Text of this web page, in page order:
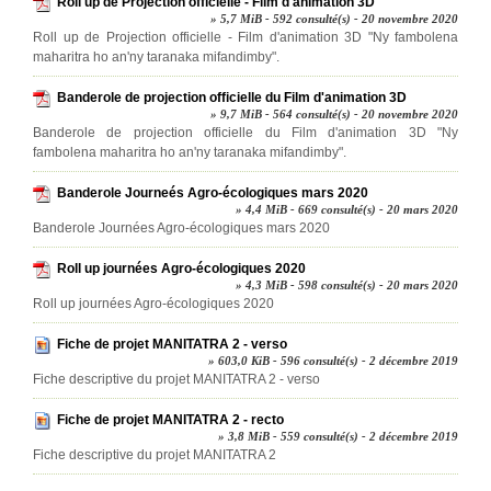
» 5,7 MiB - 592 consulté(s) - 20 novembre 2020
Roll up de Projection officielle - Film d'animation 3D "Ny fambolena
maharitra ho an'ny taranaka mifandimby".
Banderole de projection officielle du Film d'animation 3D
» 9,7 MiB - 564 consulté(s) - 20 novembre 2020
Banderole de projection officielle du Film d'animation 3D "Ny
fambolena maharitra ho an'ny taranaka mifandimby".
Banderole Journeés Agro-écologiques mars 2020
» 4,4 MiB - 669 consulté(s) - 20 mars 2020
Banderole Journées Agro-écologiques mars 2020
Roll up journées Agro-écologiques 2020
» 4,3 MiB - 598 consulté(s) - 20 mars 2020
Roll up journées Agro-écologiques 2020
Fiche de projet MANITATRA 2 - verso
» 603,0 KiB - 596 consulté(s) - 2 décembre 2019
Fiche descriptive du projet MANITATRA 2 - verso
Fiche de projet MANITATRA 2 - recto
» 3,8 MiB - 559 consulté(s) - 2 décembre 2019
Fiche descriptive du projet MANITATRA 2